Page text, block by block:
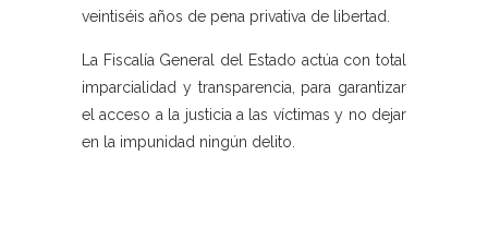
veintiséis años de pena privativa de libertad.
La Fiscalía General del Estado actúa con total
imparcialidad y transparencia, para garantizar
el acceso a la justicia a las víctimas y no dejar
en la impunidad ningún delito.